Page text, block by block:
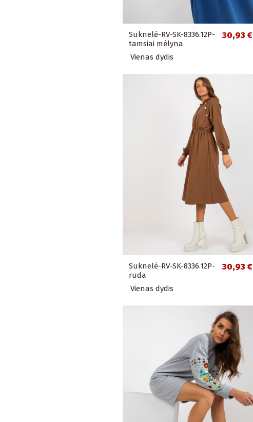
Suknelė-RV-SK-8336.12P-
tamsiai mėlyna
30,93 €
Vienas dydis
Suknelė-RV-SK-8336.12P-
ruda
30,93 €
Vienas dydis